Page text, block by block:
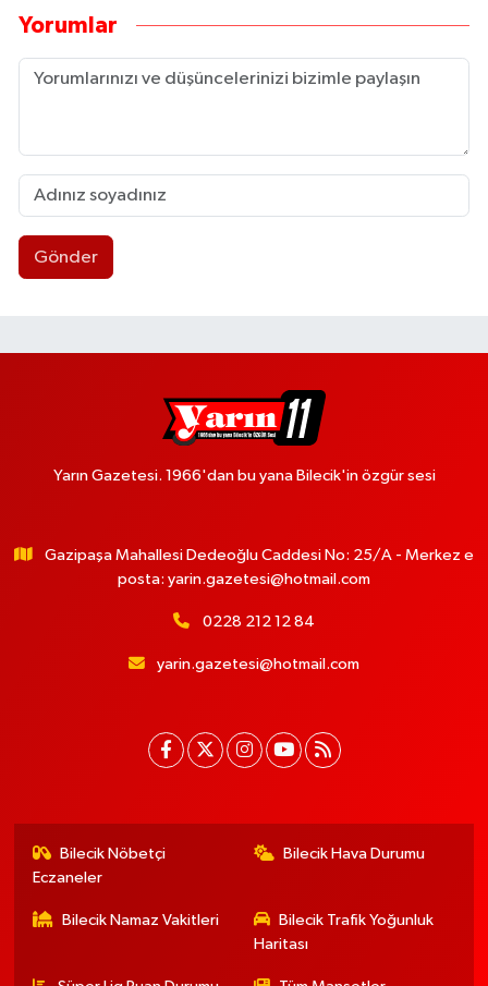
Yorumlar
Gönder
Yarın Gazetesi. 1966'dan bu yana Bilecik'in özgür sesi
Gazipaşa Mahallesi Dedeoğlu Caddesi No: 25/A - Merkez e
posta: yarin.gazetesi@hotmail.com
0228 212 12 84
yarin.gazetesi@hotmail.com
Bilecik Nöbetçi
Eczaneler
Bilecik Hava Durumu
Bilecik Namaz Vakitleri
Bilecik Trafik Yoğunluk
Haritası